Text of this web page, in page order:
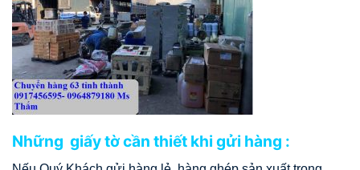
Những giấy tờ cần thiết khi gửi hàng :